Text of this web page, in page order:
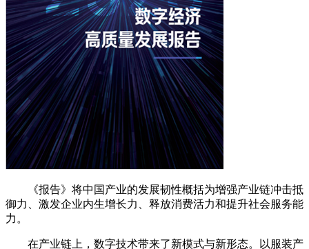
《报告》将中国产业的发展韧性概括为增强产业链冲击抵
御力、激发企业内生增长力、释放消费活力和提升社会服务能
力。
在产业链上，数字技术带来了新模式与新形态。以服装产